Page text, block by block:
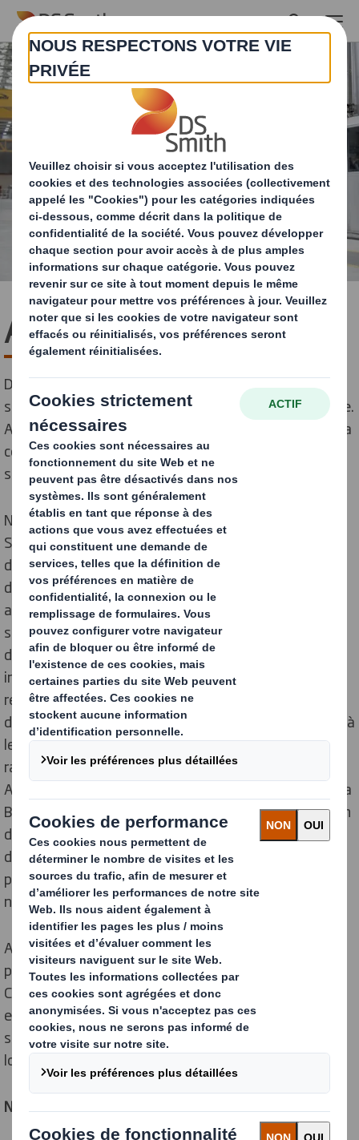
Skip to main content
A propos
DS Smith est l'un des principaux fournisseurs de
solutions d'emballages en carton ondulé dans le monde.
Au cours des 80 dernières années, notre organisation a
connu une croissance spectaculaire, tout comme nos
services et nos domaines de compétence.
Notre histoire remonte en 1940 lorsque la famille
Smith crée une entreprise de fabrication d’emballage
dans l'est de Londres. Au cours des cinquantes
dernières années, notre réputation s’est construite
autour de la qualité de nos produits et de la
satisfaction client. Au fur et à mesure que nous nous
développions, nous avons augmenté nos capacités
industrielles - en ajoutant la fabrication du papier et le
recyclage pour avoir une approche globale de la chaîne
d’approvisionnement de nos clients et mieux répondre à
leurs défis. Notre activité a connu une croissance
rapide, avec l'acquisition d'entreprises en Europe et en
Amérique du Nord. Nous sommes une société cotée à la
Bourse de Londres (FTSE 100), en lien avec notre vision
de « devenir le fournisseur leader de solutions
d’emballages durables ». Nous sommes fiers des
progrès et de la croissance que nous avons réalisés sur
nos marchés.
Aujourd’hui, nous sommes présents dans plus de 30
pays et nous employons plus de 30 000 personnes.
C’est grâce aux compétences et à l'expertise de nos
employés que nous offrons à nos clients un support
stratégique sur la performance de l’emballage tout au
long de leur chaine d’approvisionnement.
NOTRE MODELE D’ECONOMIE CIRCULAIRE :